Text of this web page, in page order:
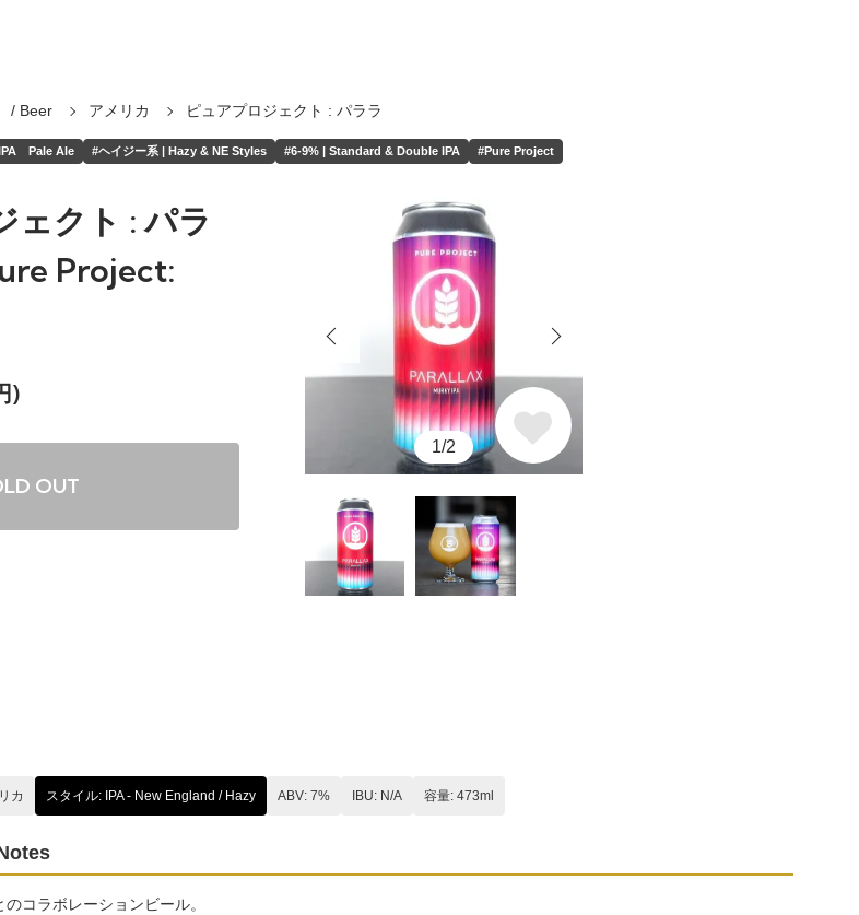
/ Beer アメリカ ピュアプロジェクト : パララ
IPA Pale Ale #ヘイジー系 | Hazy & NE Styles #6-9% | Standard & Double IPA #Pure Project
1/2
ェクト : パラ
Project:
)
OUT
カ スタイル: IPA - New England / Hazy ABV: 7% IBU: N/A 容量: 473ml
コラボレーションビール。